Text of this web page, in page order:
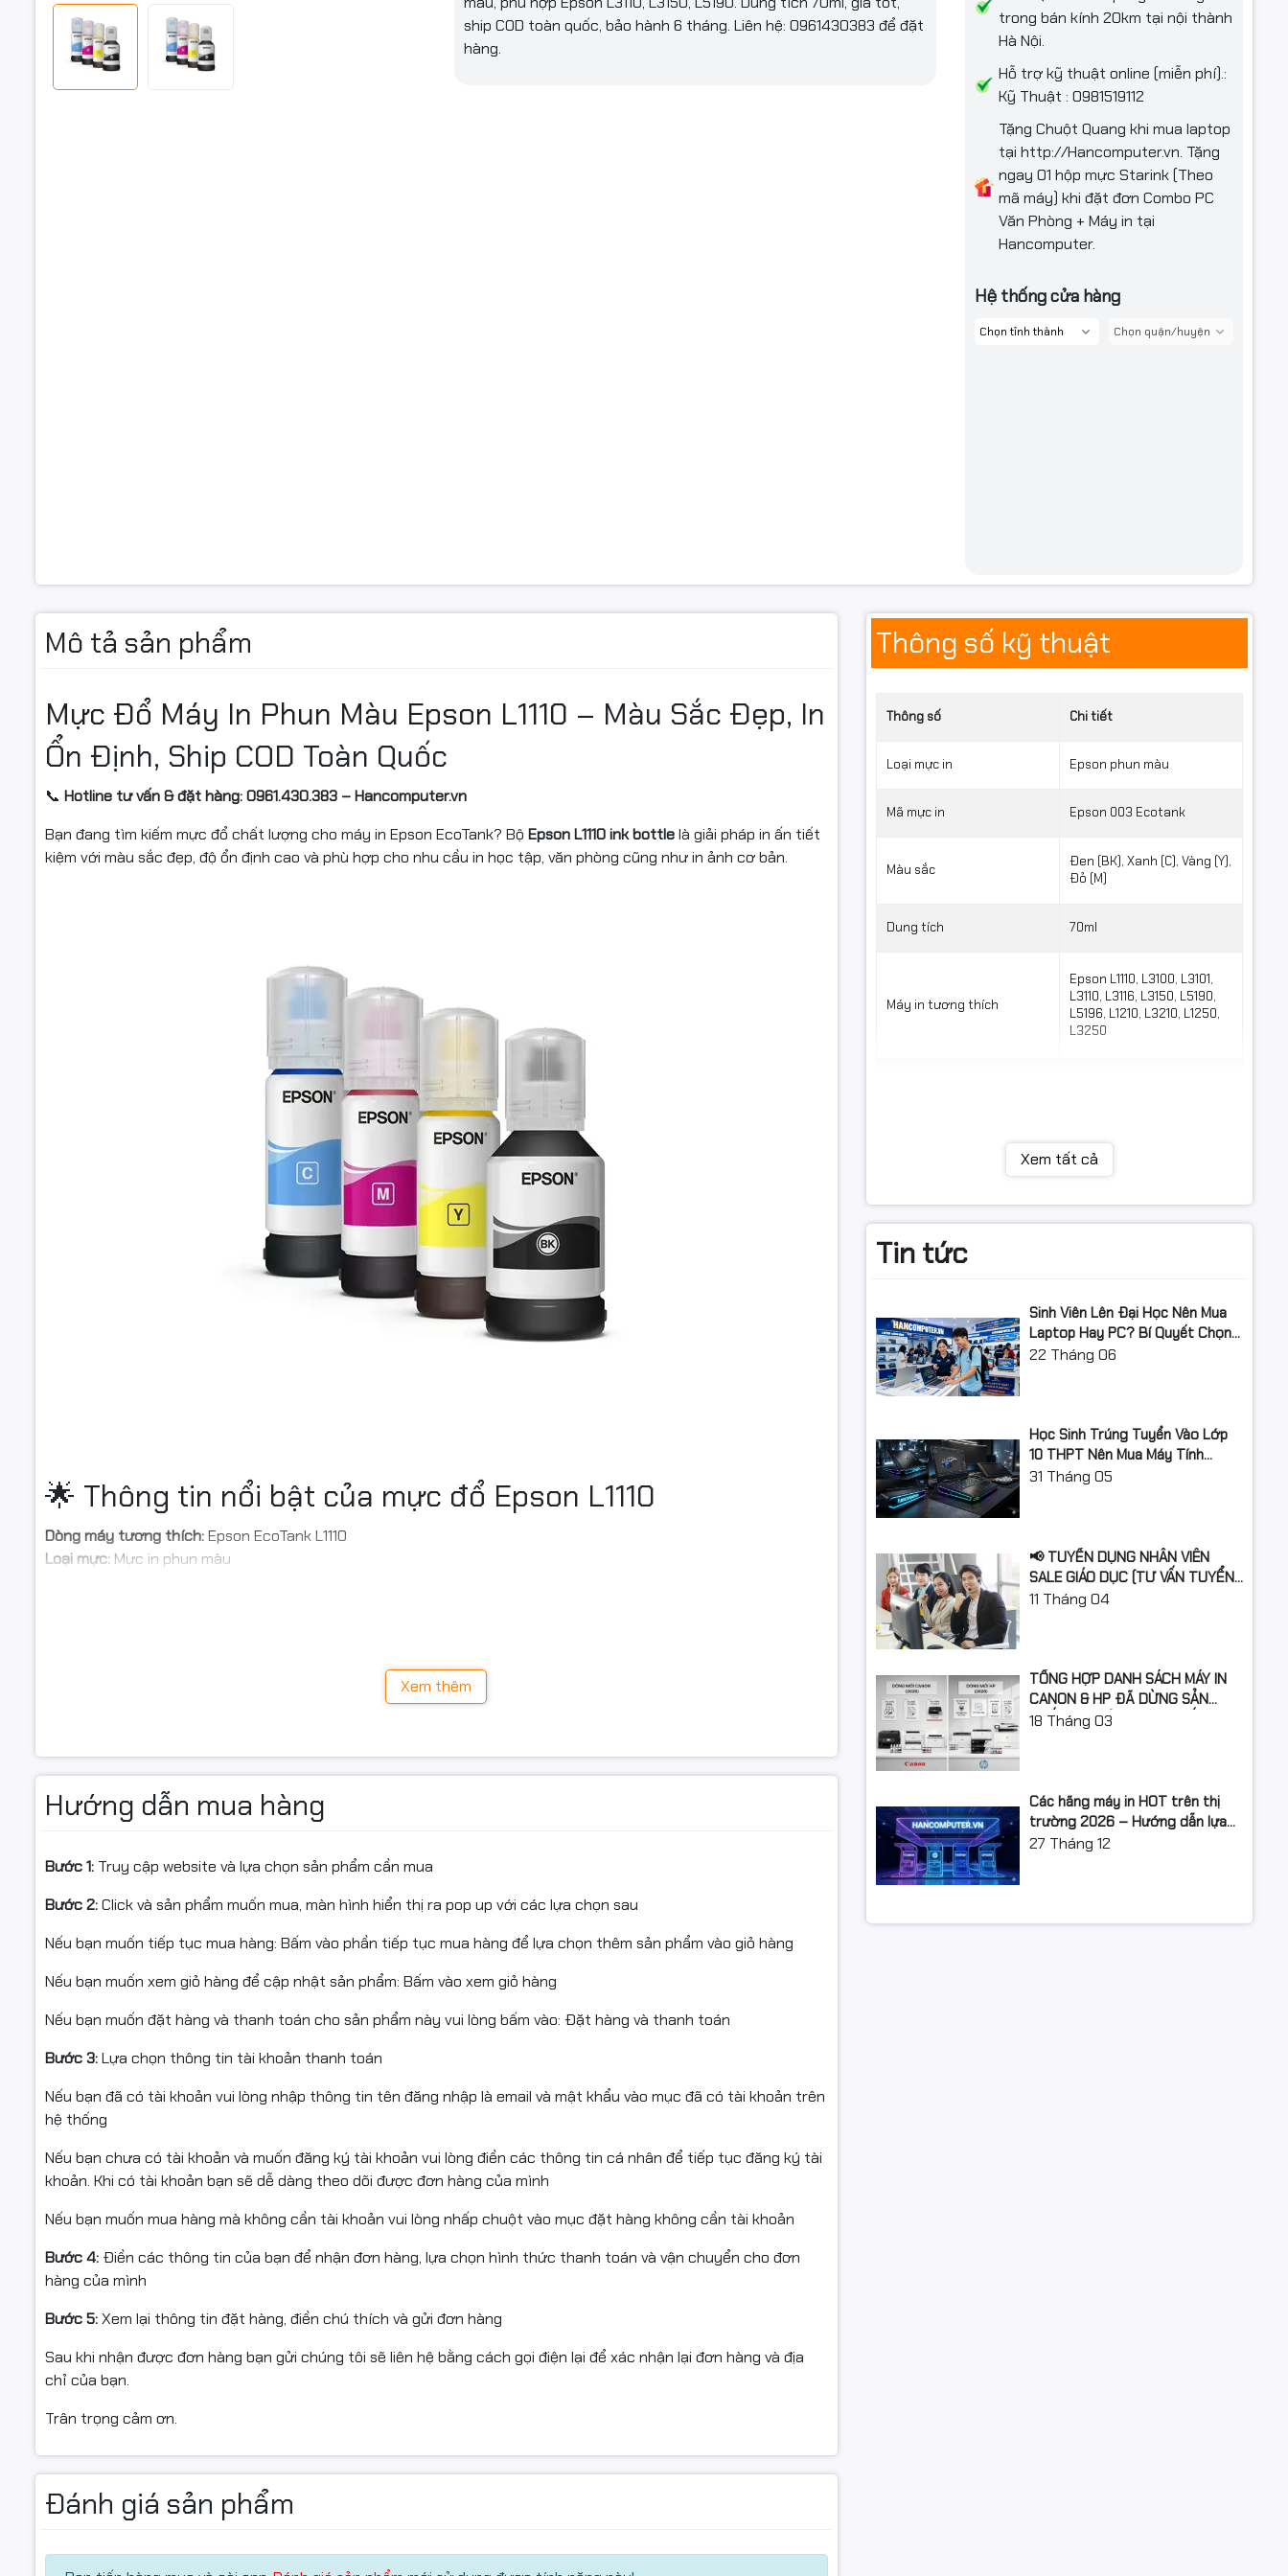
ship COD toàn quốc, bảo hành 6 tháng. Liên hệ: 0961430383 để đặt
hàng.
trong bán kính 20km tại nội thành
Hà Nội.
Hỗ trợ kỹ thuật online (miễn phí).:
Kỹ Thuật : 0981519112
Tặng Chuột Quang khi mua laptop
tại http://Hancomputer.vn. Tặng
ngay 01 hộp mực Starink (Theo
mã máy) khi đặt đơn Combo PC
Văn Phòng + Máy in tại
Hancomputer.
Hệ thống cửa hàng
Mô tả sản phẩm
Mực Đổ Máy In Phun Màu Epson L1110 – Màu Sắc Đẹp, In
Ổn Định, Ship COD Toàn Quốc
📞 Hotline tư vấn & đặt hàng: 0961.430.383 – Hancomputer.vn
Bạn đang tìm kiếm mực đổ chất lượng cho máy in Epson EcoTank? Bộ Epson L1110 ink bottlelà giải pháp in ấn tiết
kiệm với màu sắc đẹp, độ ổn định cao và phù hợp cho nhu cầu in học tập, văn phòng cũng như in ảnh cơ bản.
🌟 Thông tin nổi bật của mực đổ Epson L1110
Dòng máy tương thích:Epson EcoTank L1110
Loại mực: Mực in phun màu
• Loại mực in: Epson phun màu
• Màu sắc:
C13T00V200 – Xanh (C)
C13T00V300 – Đỏ (M)
C13T00V400 – Vàng (Y)
• Loại máy in sử dụng: Epson L1110, L3110, L3150, L3100, L3101, L3116, L5190, L5196
• Dung lượng: 70ml
• Giá bán áp dụng cho01 chai mực (một màu)
Thông tin sản phẩm:
• Sản phẩm: Mực đổ máy in phun màu Epson chính hãng
• Hãng sản xuất: Epson / Star Ink
• Dung lượng in: Khoảng 1.700 trang (độ phủ 5%)
• Phù hợp sử dụng trong văn phòng, trường học, cửa hàng, hộ kinh doanh cần in ấn thường xuyên
• Tiêu chuẩn chất lượng: Sản xuất theo tiêu chuẩn OEM, đạt chứng nhận STMC, CE, REACH, ROHS, ISO 9001, ISO
14001
• Cam kết chất lượng in sắc nét, đúng màu, bảo vệ đầu phun và kéo dài tuổi thọ máy in
Xem thêm
Hướng dẫn mua hàng
Bước 1: Truy cập website và lựa chọn sản phẩm cần mua
Bước 2:Click và sản phẩm muốn mua, màn hình hiển thị ra pop up với các lựa chọn sau
Nếu bạn muốn tiếp tục mua hàng: Bấm vào phần tiếp tục mua hàng để lựa chọn thêm sản phẩm vào giỏ hàng
Nếu bạn muốn xem giỏ hàng để cập nhật sản phẩm: Bấm vào xem giỏ hàng
Nếu bạn muốn đặt hàng và thanh toán cho sản phẩm này vui lòng bấm vào: Đặt hàng và thanh toán
Bước 3:Lựa chọn thông tin tài khoản thanh toán
Nếu bạn đã có tài khoản vui lòng nhập thông tin tên đăng nhập là email và mật khẩu vào mục đã có tài khoản trên
hệ thống
Nếu bạn chưa có tài khoản và muốn đăng ký tài khoản vui lòng điền các thông tin cá nhân để tiếp tục đăng ký tài
khoản. Khi có tài khoản bạn sẽ dễ dàng theo dõi được đơn hàng của mình
Nếu bạn muốn mua hàng mà không cần tài khoản vui lòng nhấp chuột vào mục đặt hàng không cần tài khoản
Bước 4: Điền các thông tin của bạn để nhận đơn hàng, lựa chọn hình thức thanh toán và vận chuyển cho đơn
hàng của mình
Bước 5:Xem lại thông tin đặt hàng, điền chú thích và gửi đơn hàng
Sau khi nhận được đơn hàng bạn gửi chúng tôi sẽ liên hệ bằng cách gọi điện lại để xác nhận lại đơn hàng và địa
chỉ của bạn.
Trân trọng cảm ơn.
Đánh giá sản phẩm
Thông số kỹ thuật
Thông số Chi tiết
Loại mực in Epson phun màu
Mã mực in Epson 003 Ecotank
Màu sắc
Đen (BK), Xanh (C), Vàng (Y),
Đỏ (M)
Dung tích 70ml
Máy in tương thích
Epson L1110, L3100, L3101,
L3110, L3116, L3150, L5190,
L5196, L1210, L3210, L1250,
L3250
Xem tất cả
Tin tức
Sinh Viên Lên Đại Học Nên Mua
Laptop Hay PC? Bí Quyết Chọn
Máy Tính Đúng Nhu Cầu, Không
22 Tháng 06
Học Sinh Trúng Tuyển Vào Lớp
10 THPT Nên Mua Máy Tính
Laptop Gì Năm Học 2026 -
31 Tháng 05
📢 TUYỂN DỤNG NHÂN VIÊN
SALE GIÁO DỤC (TƯ VẤN TUYỂN
SINH)
11 Tháng 04
TỔNG HỢP DANH SÁCH MÁY IN
CANON & HP ĐÃ DỪNG SẢN
XUẤT: LỘ TRÌNH NÂNG CẤP 2026
18 Tháng 03
Các hãng máy in HOT trên thị
trường 2026 – Hướng dẫn lựa
chọn và so sánh chi tiết
27 Tháng 12
Dạng nước